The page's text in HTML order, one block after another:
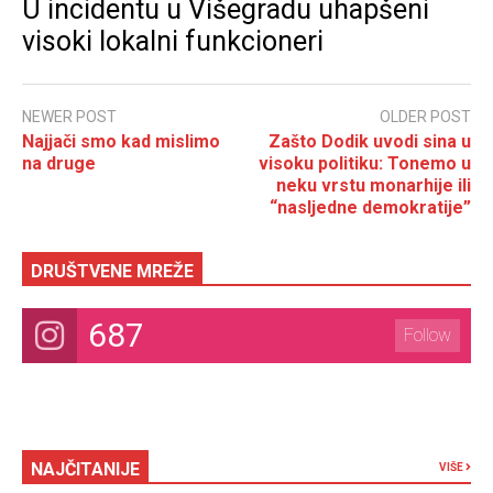
U incidentu u Višegradu uhapšeni
visoki lokalni funkcioneri
NEWER POST
Najjači smo kad mislimo
na druge
OLDER POST
Zašto Dodik uvodi sina u
visoku politiku: Tonemo u
neku vrstu monarhije ili
“nasljedne demokratije”
DRUŠTVENE MREŽE
687 Follow
NAJČITANIJE VIŠE